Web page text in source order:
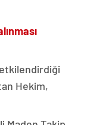
Hekim,